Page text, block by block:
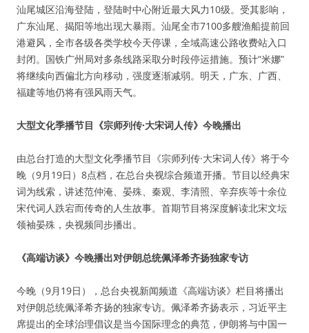
汕尾城区沿海登陆，登陆时中心附近最大风力10级。受其影响，
广东汕尾、揭阳等地出现大暴雨。汕尾全市7100多艘渔船提前回
港避风，全市各级各类学校今天停课，全域高速公路收费站入口
封闭。国铁广州局对多条线路采取分时段停运措施。预计“米娜”
将继续向西偏北方向移动，强度逐渐减弱。明天，广东、广西、
福建等地仍将有强风雨天气。
大型文化季播节目《宗师列传·大宋词人传》今晚播出
由总台打造的大型文化季播节目《宗师列传·大宋词人传》将于今
晚（9月19日）8点档，在总台央视综合频道开播。节目以经典宋
词为线索，讲述范仲淹、晏殊、秦观、李清照、辛弃疾等十余位
宋代词人跌宕而传奇的人生故事。首期节目将深度解读北宋文坛
领袖晏殊，央视频同步播出。
《高端访谈》今晚播出对伊朗总统佩泽希齐扬独家专访
今晚（9月19日），总台央视新闻频道《高端访谈》栏目将播出
对伊朗总统佩泽希齐扬的独家专访。佩泽希齐扬表示，习近平主
席提出的全球治理倡议是当今国际理念的典范，伊朗将与中国一